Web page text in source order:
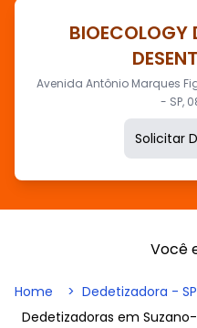
BIOECOLOGY
Avenida Antônio Marques
- SP,
Solicitar
Você
Home
Dedetizadora - SP
Dedetizadoras em Suzano-